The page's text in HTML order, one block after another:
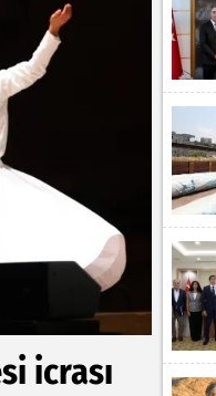
icrası